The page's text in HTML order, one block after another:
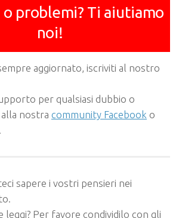
o problemi? Ti aiutiamo
noi!
aggiornato, iscriviti al nostro
per qualsiasi dubbio o
nostra community Facebook o
.
sapere i vostri pensieri nei
leggi? Per favore condividilo con gli